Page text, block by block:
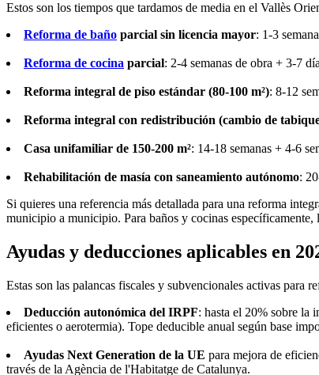
Estos son los tiempos que tardamos de media en el Vallès
Reforma de baño parcial sin licencia mayor: 1-3
Reforma de cocina parcial: 2-4 semanas de obra + 3-7
Reforma integral de piso estándar (80-100 m²): 8-12
Reforma integral con redistribución (cambio de
Casa unifamiliar de 150-200 m²: 14-18 semanas + 4-6
Rehabilitación de masía con saneamiento autónomo:
Si quieres una referencia más detallada para una reforma
municipio a municipio. Para baños y cocinas específicamente,
Ayudas y deducciones aplicables en
Estas son las palancas fiscales y subvencionales activas
Deducción autonómica del IRPF: hasta el 20% sobre la
eficientes o aerotermia). Tope deducible anual según base
Ayudas Next Generation de la UE para mejora de
través de la Agència de l'Habitatge de Catalunya.